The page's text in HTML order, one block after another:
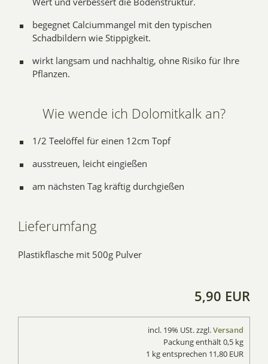
begegnet Calciummangel mit den typischen
Schadbildern wie Stippigkeit.
wirkt langsam und nachhaltig, ohne Risiko für Ihre
Pflanzen.
Wie wende ich Dolomitkalk an?
1/2 Teelöffel für einen 12cm Topf
ausstreuen, leicht eingießen
am nächsten Tag kräftig durchgießen
Lieferumfang
Plastikflasche mit 500g Pulver
5,90 EUR
incl. 19% USt. zzgl.Versand
Packung enthält 0,5 kg
1 kg entsprechen 11,80 EUR